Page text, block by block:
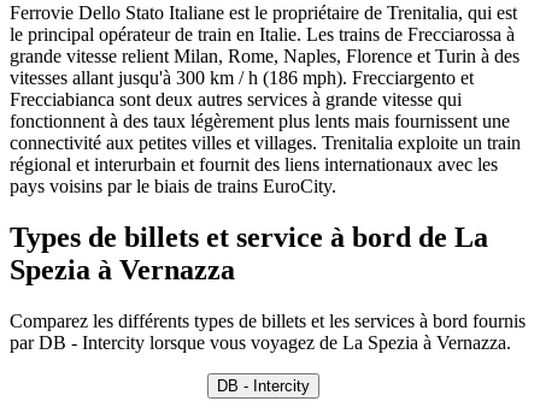
Ferrovie Dello Stato Italiane est le propriétaire de Trenitalia, qui est
le principal opérateur de train en Italie. Les trains de Frecciarossa à
grande vitesse relient Milan, Rome, Naples, Florence et Turin à des
vitesses allant jusqu'à 300 km / h (186 mph). Frecciargento et
Frecciabianca sont deux autres services à grande vitesse qui
fonctionnent à des taux légèrement plus lents mais fournissent une
connectivité aux petites villes et villages. Trenitalia exploite un train
régional et interurbain et fournit des liens internationaux avec les
pays voisins par le biais de trains EuroCity.
Types de billets et service à bord de La
Spezia à Vernazza
Comparez les différents types de billets et les services à bord fournis
par DB - Intercity lorsque vous voyagez de La Spezia à Vernazza.
DB - Intercity